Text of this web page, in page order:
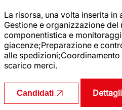
La risorsa, una volta inserita in
Gestione e organizzazione
componentistica e
giacenze;Preparazione e
alle
scarico merci.
Candidati